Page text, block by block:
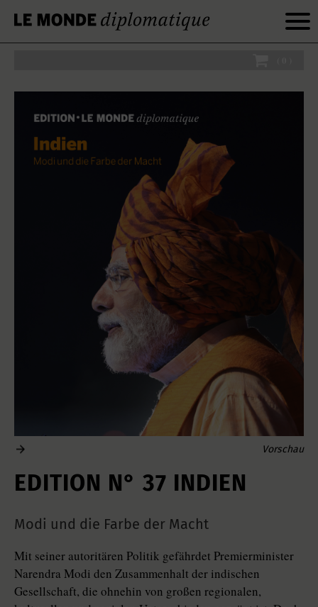
Vorschau
EDITION N° 37 INDIEN
Modi und die Farbe der Macht
Mit seiner autoritären Politik gefährdet Premierminister
Narendra Modi den Zusammenhalt der indischen
Gesellschaft, die ohnehin von großen regionalen,